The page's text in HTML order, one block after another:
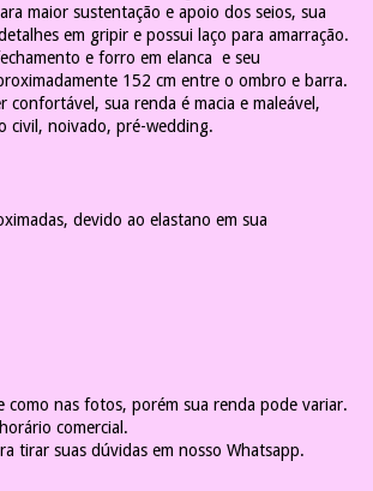
maior sustentação e apoio dos seios, sua
em gripir e possui laço para amarração.
e forro em elanca e seu
152 cm entre o ombro e barra.
confortável, sua renda é macia e maleável,
civil, noivado, pré-wedding.
devido ao elastano em sua
como nas fotos, porém sua renda pode variar.
comercial.
tirar suas dúvidas em nosso Whatsapp.